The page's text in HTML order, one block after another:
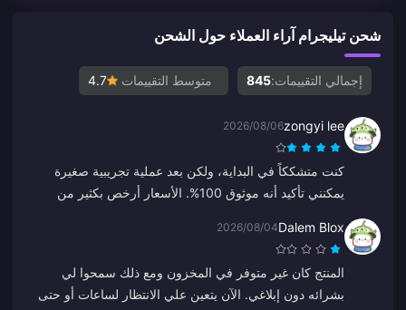
شحن تيليجرام آراء العملاء حول الشحن
إجمالي التقييمات:845 متوسط التقييمات 4.7
zongyi lee
2026/08/06
كنت متشككاً في البداية، ولكن بعد عملية تجريبية صغيرة
يمكنني تأكيد أنه موثوق 100%. الأسعار أرخص بكثير من
ستكون هذه وجهتي الدائمة.
Dalem Blox
2026/08/04
المنتج كان غير متوفر في المخزون ومع ذلك سمحوا لي
بشرائه دون إبلاغي. الآن يتعين علي الانتظار لساعات أو حتى